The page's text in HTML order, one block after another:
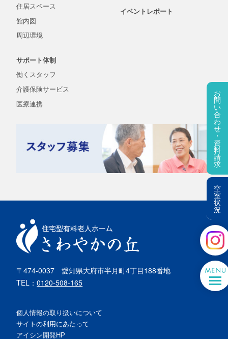
お
問
い
合
わ
せ
・
資
料
請
求
空
室
状
況
住居スペース
館内図
周辺環境
サポート体制
働くスタッフ
介護保険サービス
医療連携
イベントレポート
〒474-0037愛知県大府市半月町4丁目188番地
TEL：0120-508-165
個人情報の取り扱いについて
サイトの利用にあたって
アイシン開発HP